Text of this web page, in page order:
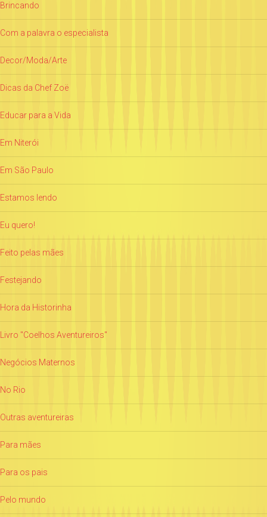
Brincando
Com a palavra o especialista
Decor/Moda/Arte
Dicas da Chef Zoë
Educar para a Vida
Em Niterói
Em São Paulo
Estamos lendo
Eu quero!
Feito pelas mães
Festejando
Hora da Historinha
Livro "Coelhos Aventureiros"
Negócios Maternos
No Rio
Outras aventureiras
Para mães
Para os pais
Pelo mundo